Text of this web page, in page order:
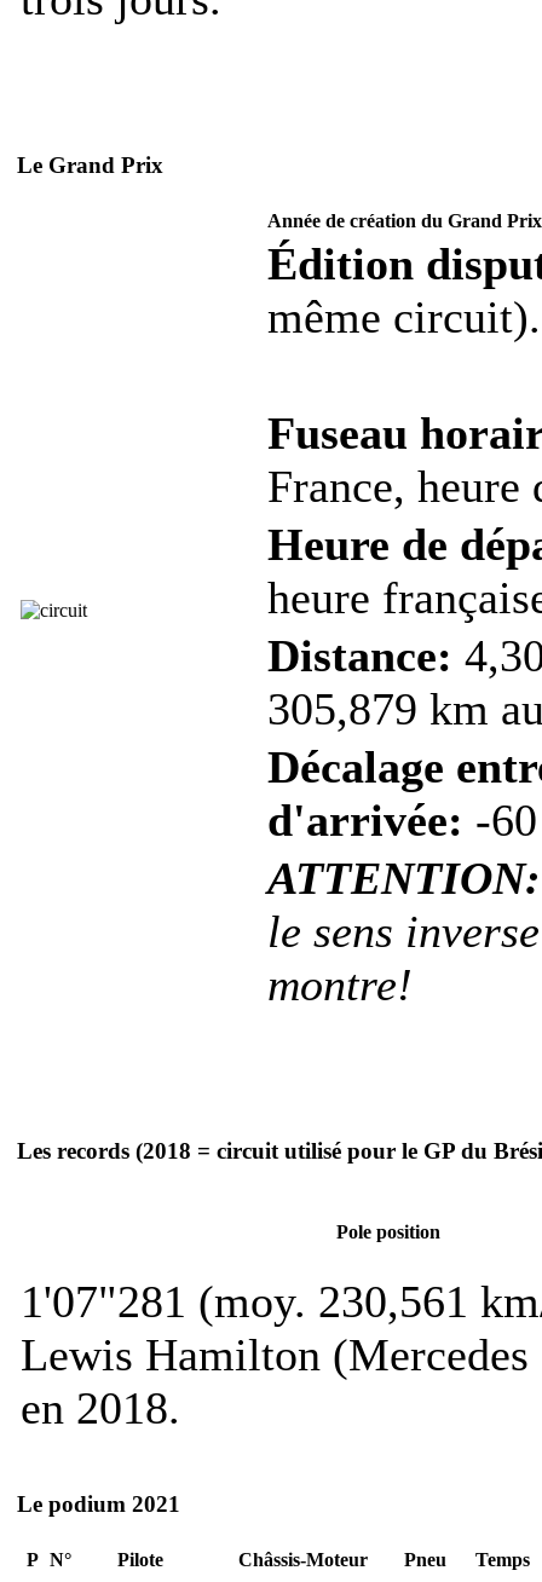
Le Grand Prix
Année de création du Grand
Édition
même circuit).
Fuseau
France, heure
Heure de
heure
Distance:
305,879 km
Décalage
d'arrivée: -
ATTENTION:
le sens
montre!
Les records (2018 = circuit utilisé pour le GP du
Pole position
1'07"281 (moy. 230,561
Lewis Hamilton (Mercedes
en 2018.
Le podium 2021
P N° Pilote Châssis-Moteur Pneu Temps